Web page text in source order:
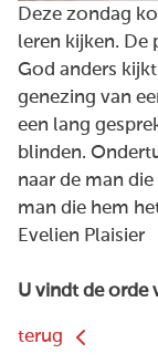
Deze zondag
leren kijken. De
God anders
genezing van
een lang
blinden.
naar de man
man die hem
Evelien Plaisier
U vindt de orde
terug